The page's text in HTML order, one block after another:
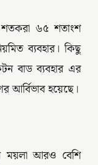
৬৫ শতাংশ
ব্যবহার। কিছু
বাড ব্যবহার এর
আর্বিভাব হয়েছে।
ময়লা আরও বেশি